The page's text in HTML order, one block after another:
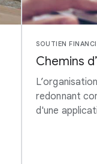
SOUTIEN
Chemins
redonnant
d'une